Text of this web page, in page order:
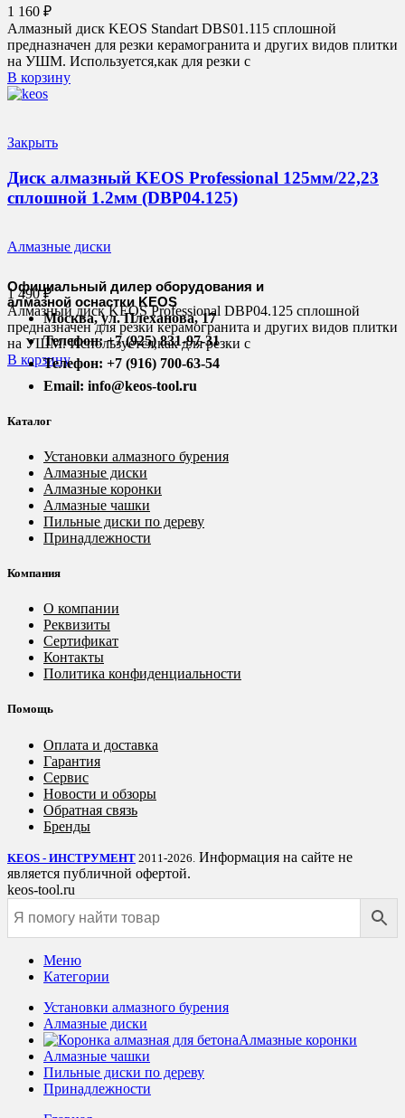
1 160 ₽
Алмазный диск KEOS Standart DBS01.115 сплошной
предназначен для резки керамогранита и других видов плитки
на УШМ. Используется,как для резки с
В корзину
Закрыть
Диск алмазный KEOS Professional 125мм/22,23
сплошной 1.2мм (DBP04.125)
Алмазные диски
1 490₽
Алмазный диск KEOS Professional DBP04.125 сплошной
предназначен для резки керамогранита и других видов плитки
на УШМ. Используется,как для резки с
В корзину
Официальный дилер оборудования и
алмазной оснастки KEOS
Москва, ул. Плеханова, 17
Телефон: +7 (925) 831-97-31
Телефон: +7 (916) 700-63-54
Email: info@keos-tool.ru
Каталог
Установки алмазного бурения
Алмазные диски
Алмазные коронки
Алмазные чашки
Пильные диски по дереву
Принадлежности
Компания
О компании
Реквизиты
Сертификат
Контакты
Политика конфиденциальности
Помощь
Оплата и доставка
Гарантия
Сервис
Новости и обзоры
Обратная связь
Бренды
KEOS - ИНСТРУМЕНТ 2011-2026. Информация на сайте не
является публичной офертой.
keos-tool.ru
Меню
Категории
Установки алмазного бурения
Алмазные диски
Алмазные коронки
Алмазные чашки
Пильные диски по дереву
Принадлежности